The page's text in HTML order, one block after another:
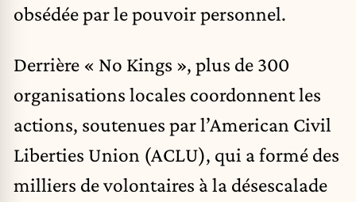
obsédée par le pouvoir personnel.
Derrière « No Kings », plus de 300
organisations locales coordonnent les
actions, soutenues par l’American Civil
Liberties Union (ACLU), qui a formé des
milliers de volontaires à la désescalade